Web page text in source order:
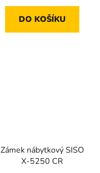
DO KOŠÍKU
Zámek nábytkový SISO
X-5250 CR